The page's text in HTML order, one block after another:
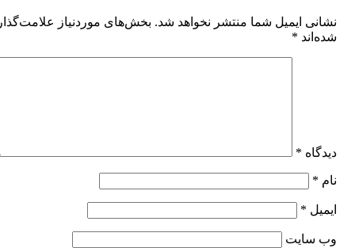
نشانی ایمیل شما منتشر نخواهد شد. بخش‌های موردنیاز
شده‌اند *
دیدگاه *
نام *
ایمیل *
وب‌ سایت